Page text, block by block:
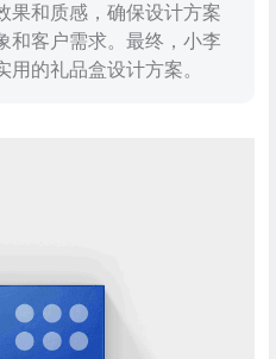
果和质感，确保设计方案
和客户需求。最终，小李
的礼品盒设计方案。